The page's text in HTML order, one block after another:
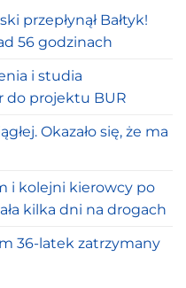
przepłynął Bałtyk!
56 godzinach
i studia
do projektu BUR
Okazało się, że ma
i kolejni kierowcy po
kilka dni na drogach
36-latek zatrzymany